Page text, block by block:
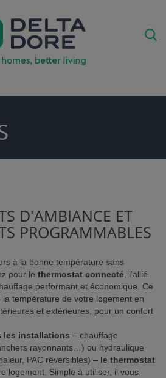
D'AMBIANCE ET
PROGRAMMABLES
à la bonne température sans
pour le thermostat connecté , l’allié
performant et économique. Ce
température de votre logement en
et extérieures, pour un confort
les installations – chauffage
rayonnants…) ou hydraulique
PAC réversibles) – le thermostat
logement. Simple à utiliser, il vous